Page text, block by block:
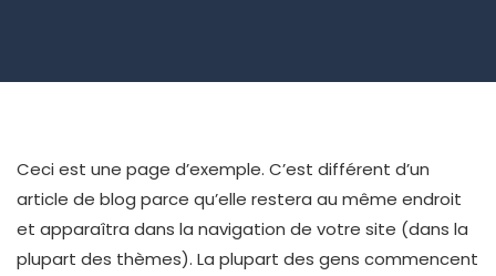
Ceci est une page d’exemple. C’est différent d’un
article de blog parce qu’elle restera au même endroit
et apparaîtra dans la navigation de votre site (dans la
plupart des thèmes). La plupart des gens commencent